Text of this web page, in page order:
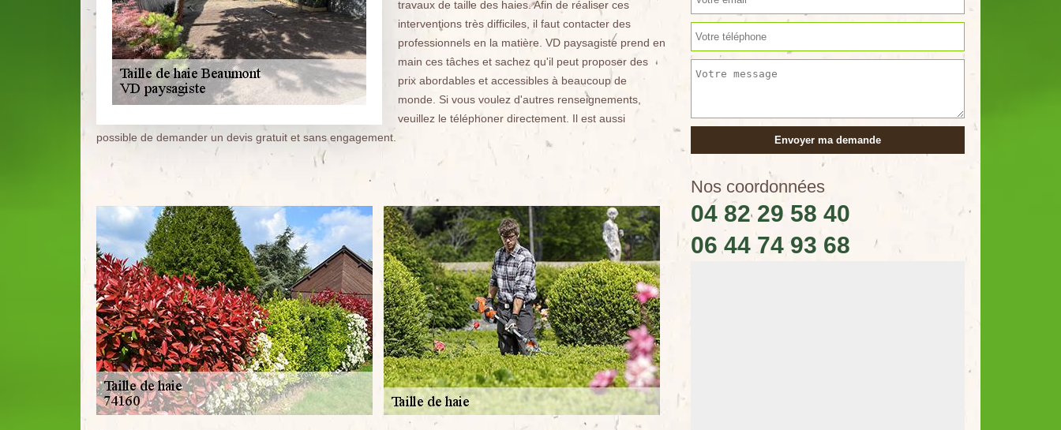
travaux de taille des haies. Afin de réaliser ces
interventions très difficiles, il faut contacter des
professionnels en la matière. VD paysagiste prend en
main ces tâches et sachez qu'il peut proposer des
prix abordables et accessibles à beaucoup de
monde. Si vous voulez d'autres renseignements,
veuillez le téléphoner directement. Il est aussi
possible de demander un devis gratuit et sans engagement.
Nos coordonnées
04 82 29 58 40
06 44 74 93 68